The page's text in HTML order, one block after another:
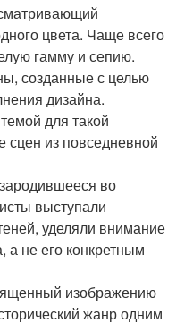
цвета. Чаще всего
гамму и сепию.
созданные с целью
дизайна.
для такой
сцен из повседневной
во
выступали
уделяли внимание
а не его конкретным
изображению
жанр одним